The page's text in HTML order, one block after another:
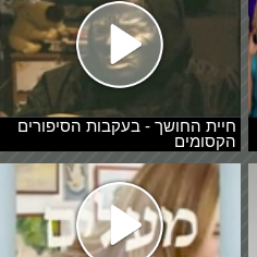
חיית החושך - בעקבות הסיפורים
הקסומים